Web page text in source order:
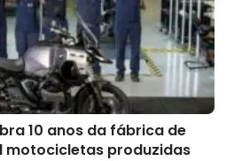
10 anos da fábrica de
motocicletas produzidas